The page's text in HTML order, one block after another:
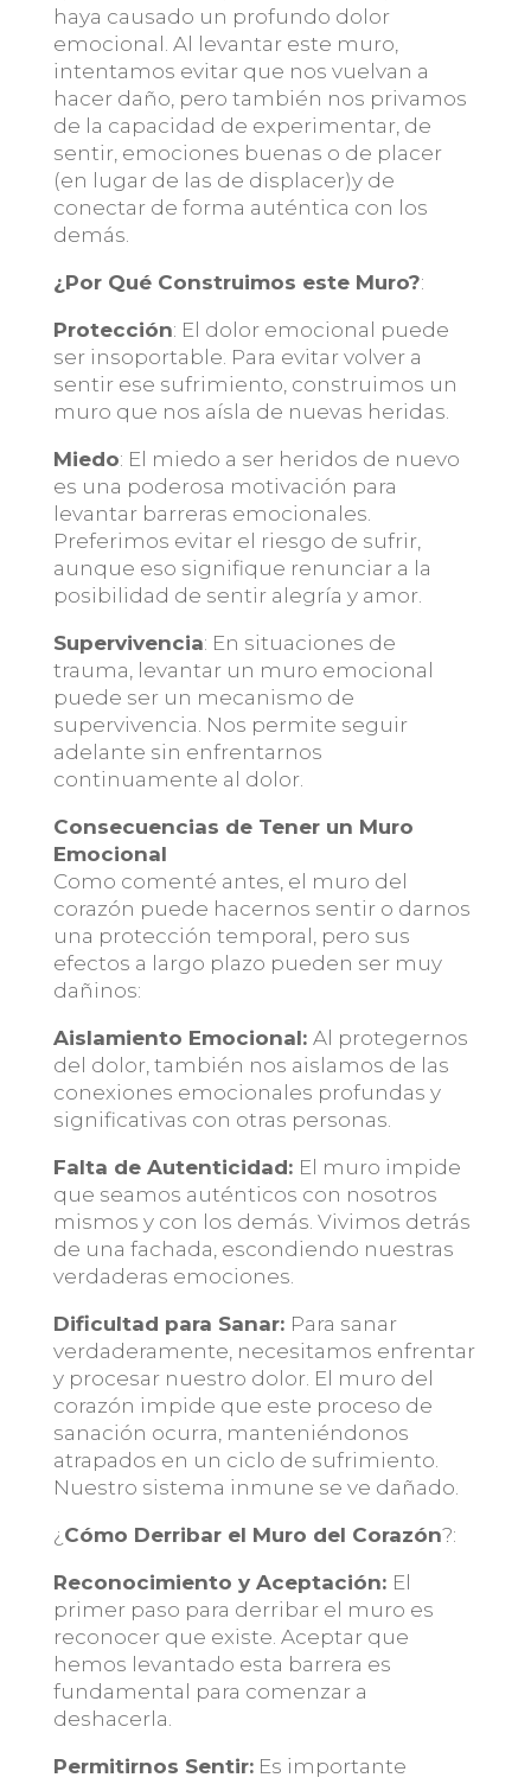
haya causado un profundo dolor
emocional. Al levantar este muro,
intentamos evitar que nos vuelvan a
hacer daño, pero también nos privamos
de la capacidad de experimentar, de
sentir, emociones buenas o de placer
(en lugar de las de displacer)y de
conectar de forma auténtica con los
demás.
¿Por Qué Construimos este Muro?:
Protección: El dolor emocional puede
ser insoportable. Para evitar volver a
sentir ese sufrimiento, construimos un
muro que nos aísla de nuevas heridas.
Miedo: El miedo a ser heridos de nuevo
es una poderosa motivación para
levantar barreras emocionales.
Preferimos evitar el riesgo de sufrir,
aunque eso signifique renunciar a la
posibilidad de sentir alegría y amor.
Supervivencia: En situaciones de
trauma, levantar un muro emocional
puede ser un mecanismo de
supervivencia. Nos permite seguir
adelante sin enfrentarnos
continuamente al dolor.
Consecuencias de Tener un Muro
Emocional
Como comenté antes, el muro del
corazón puede hacernos sentir o darnos
una protección temporal, pero sus
efectos a largo plazo pueden ser muy
dañinos:
Aislamiento Emocional: Al protegernos
del dolor, también nos aislamos de las
conexiones emocionales profundas y
significativas con otras personas.
Falta de Autenticidad: El muro impide
que seamos auténticos con nosotros
mismos y con los demás. Vivimos detrás
de una fachada, escondiendo nuestras
verdaderas emociones.
Dificultad para Sanar: Para sanar
verdaderamente, necesitamos enfrentar
y procesar nuestro dolor. El muro del
corazón impide que este proceso de
sanación ocurra, manteniéndonos
atrapados en un ciclo de sufrimiento.
Nuestro sistema inmune se ve dañado.
¿ Cómo Derribar el Muro del Corazón?:
Reconocimiento y Aceptación: El
primer paso para derribar el muro es
reconocer que existe. Aceptar que
hemos levantado esta barrera es
fundamental para comenzar a
deshacerla.
Permitirnos Sentir:Es importante